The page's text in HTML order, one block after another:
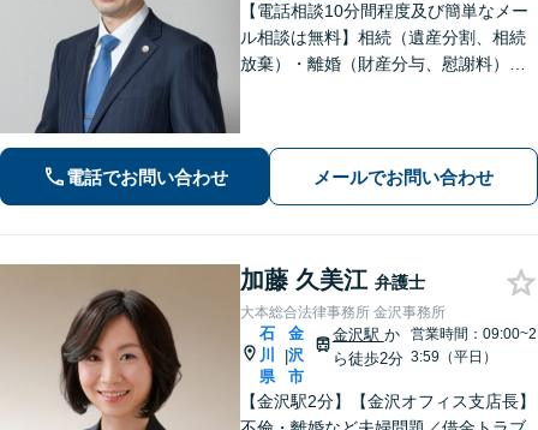
【電話相談10分間程度及び簡単なメー
ル相談は無料】相続（遺産分割、相続
放棄）・離婚（財産分与、慰謝料）・
やすい言葉での説明を心がけていま
す。
電話でお問い合わせ メールでお問い合わせ
加藤 久美江 弁護士
大本総合法律事務所 金沢事務所
石
川
県
|
金
沢
市
金沢駅 か
ら徒歩2分
営業時間：09:00~2
3:59（平日）
【金沢駅2分】【金沢オフィス支店長】